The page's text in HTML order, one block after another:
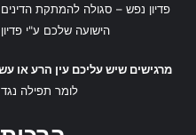
ברכות קצרות
בהזדמנויות חדשות, בריאות
מחדש! חג שמח!"
פדיון נפש – סגולה להמתקת
הישועה שלכם ע"י
מרגישים שיש עליכם עין הרע או
לומר תפילה